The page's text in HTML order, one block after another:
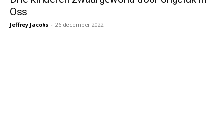
Oss
Jeffrey Jacobs - 26 december 2022